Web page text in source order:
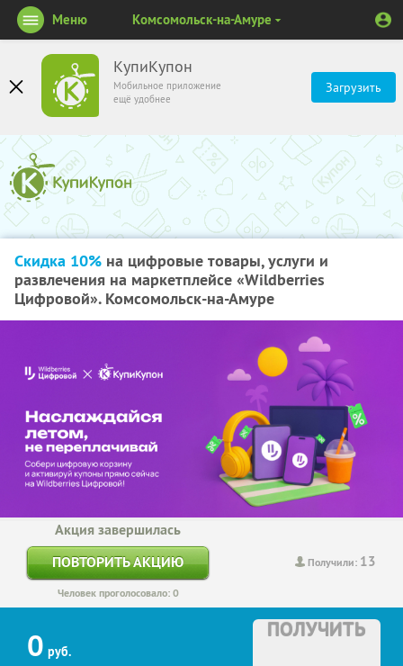
КупиКупон
Мобильное приложение
ещё удобнее
Загрузить
Меню Комсомольск-на-Амуре
Скидка 10% на цифровые товары, услуги и
развлечения на маркетплейсе «Wildberries
Цифровой». Комсомольск-на-Амуре
Получили: 13
Акция завершилась
ПОВТОРИТЬ АКЦИЮ
Человек проголосовало: 0
0 руб.
ПОЛУЧИТЬ